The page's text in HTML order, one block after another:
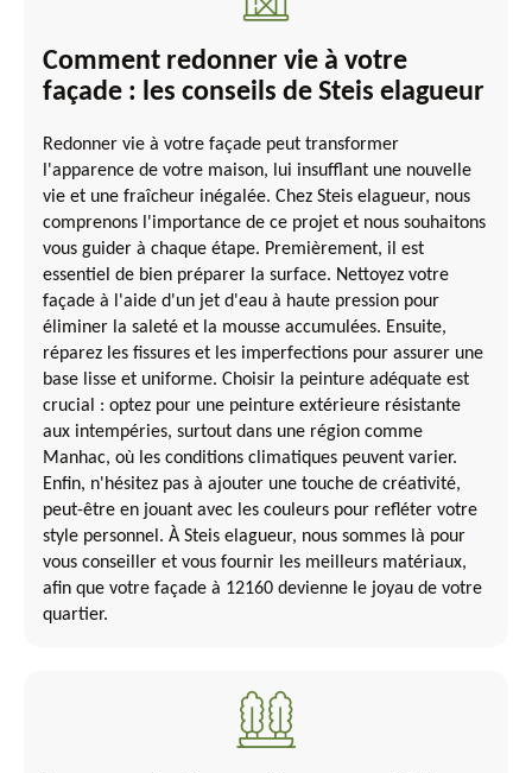
Comment redonner vie à votre
façade : les conseils de Steis elagueur
Redonner vie à votre façade peut transformer
l'apparence de votre maison, lui insufflant une nouvelle
vie et une fraîcheur inégalée. Chez Steis elagueur, nous
comprenons l'importance de ce projet et nous souhaitons
vous guider à chaque étape. Premièrement, il est
essentiel de bien préparer la surface. Nettoyez votre
façade à l'aide d'un jet d'eau à haute pression pour
éliminer la saleté et la mousse accumulées. Ensuite,
réparez les fissures et les imperfections pour assurer une
base lisse et uniforme. Choisir la peinture adéquate est
crucial : optez pour une peinture extérieure résistante
aux intempéries, surtout dans une région comme
Manhac, où les conditions climatiques peuvent varier.
Enfin, n'hésitez pas à ajouter une touche de créativité,
peut-être en jouant avec les couleurs pour refléter votre
style personnel. À Steis elagueur, nous sommes là pour
vous conseiller et vous fournir les meilleurs matériaux,
afin que votre façade à 12160 devienne le joyau de votre
quartier.